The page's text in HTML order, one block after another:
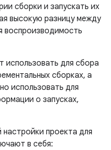
сборки и запускать их
высокую разницу между
воспроизводимость
использовать для сбора
сборках, а
использовать для
о запусках,
проекта для
в себя: